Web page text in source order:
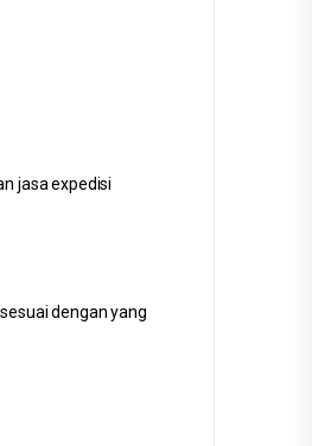
jasa expedisi
dengan yang